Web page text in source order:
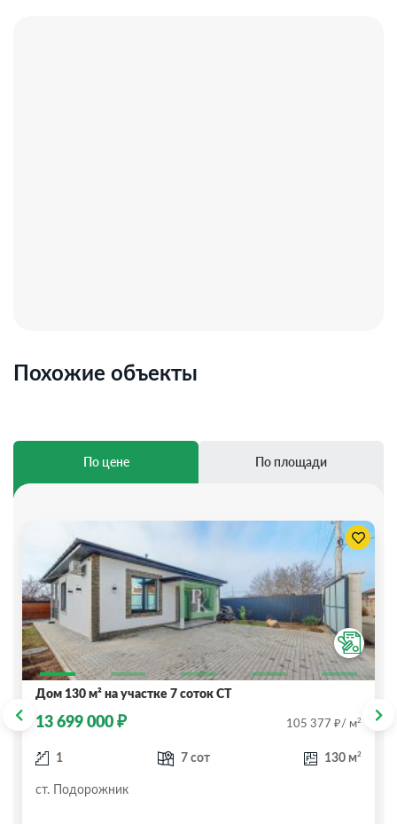
Похожие объекты
По цене По площади
Дoм 130 м² нa учacтке 7 cоток СТ
13 699 000 ₽ 105 377 ₽/ м2
1 7 сот 130 м2
ст. Подорожник